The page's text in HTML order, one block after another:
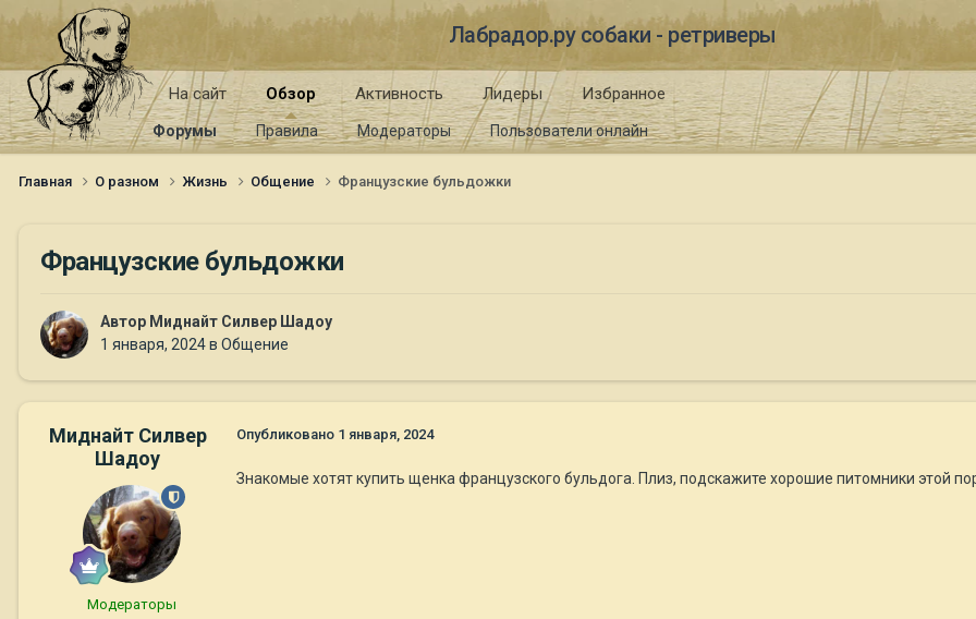
Лабрадор.ру собаки - ретриверы
На сайт Обзор
Форумы Правила Модераторы Пользователи онлайн
Активность Лидеры Избранное
Главная О разном Жизнь Общение Французские бульдожки
Французские бульдожки
Автор Миднайт Силвер Шадоу
1 января, 2024в Общение
Миднайт Силвер
Шадоу
Модераторы
Опубликовано 1 января, 2024
Знакомые хотят купить щенка французского бульдога. Плиз, подскажите хорошие питомники этой